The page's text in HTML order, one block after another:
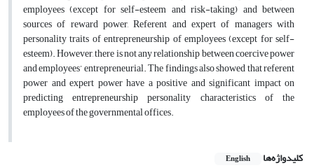
employees (except for self-esteem and risk-taking) and between
sources of reward power, Referent and expert of managers with
personality traits of entrepreneurship of employees (except for self-
esteem). However, there is not any relationship between coercive power
and employees’ entrepreneurial. The findings also showed that referent
power and expert power have a positive and significant impact on
predicting entrepreneurship personality characteristics of the
employees of the governmental offices.
کلیدواژه‌ها English